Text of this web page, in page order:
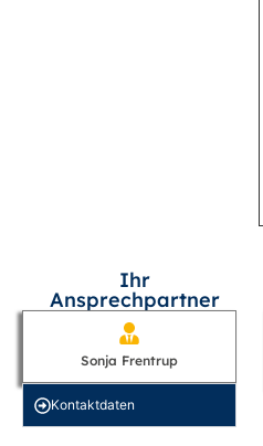
Ihr
Ansprechpartner
Sonja Frentrup
Kontakt­daten